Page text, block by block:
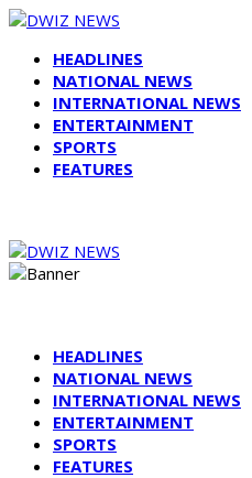
HEADLINES
NATIONAL NEWS
INTERNATIONAL NEWS
ENTERTAINMENT
SPORTS
FEATURES
HEADLINES
NATIONAL NEWS
INTERNATIONAL NEWS
ENTERTAINMENT
SPORTS
FEATURES